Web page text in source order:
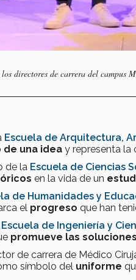
directores de carrera del campus
Escuela de Arquitectura,
de una idea y representa la
de la Escuela de Ciencias
en la vida de un
de Humanidades y
el progreso que han
Escuela de Ingeniería y
promueve las
de carrera de Médico
símbolo del uniforme